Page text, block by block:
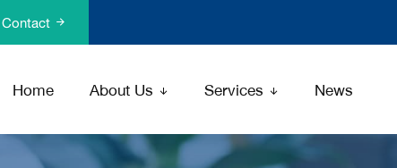
Contact
Home About Us Services News